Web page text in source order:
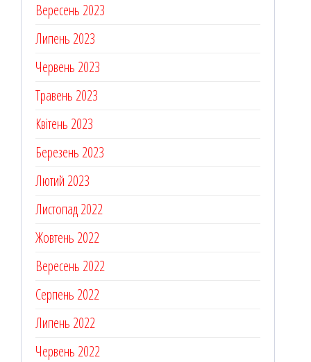
Вересень 2023
Липень 2023
Червень 2023
Травень 2023
Квітень 2023
Березень 2023
Лютий 2023
Листопад 2022
Жовтень 2022
Вересень 2022
Серпень 2022
Липень 2022
Червень 2022